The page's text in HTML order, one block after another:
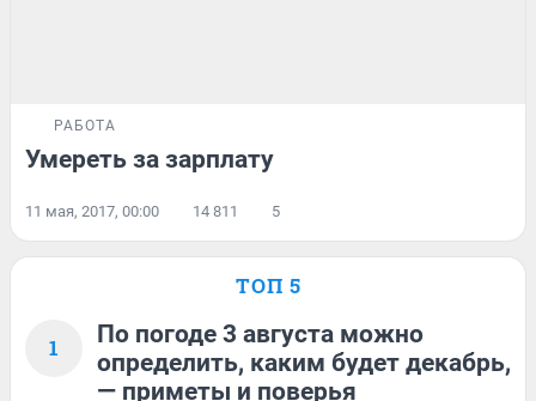
РАБОТА
Умереть за зарплату
11 мая, 2017, 00:00 14 811 5
ТОП 5
1
По погоде 3 августа можно
определить, каким будет декабрь,
— приметы и поверья